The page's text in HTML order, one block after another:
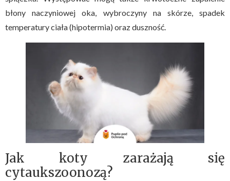
błony naczyniowej oka, wybroczyny na skórze, spadek
temperatury ciała (hipotermia) oraz duszność.
Jak koty zarażają się
cytaukszoonozą?